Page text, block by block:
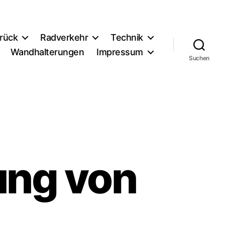
Radverkehr
Technik
Wandhalterungen
Impressum
Suchen
von